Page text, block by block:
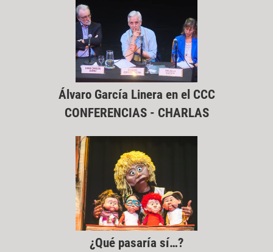
Álvaro García Linera en el CCC
CONFERENCIAS - CHARLAS
¿Qué pasaría sí…?